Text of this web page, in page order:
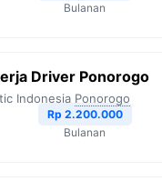
Bulanan
Driver Ponorogo
Indonesia Ponorogo
Rp 2.200.000
Bulanan